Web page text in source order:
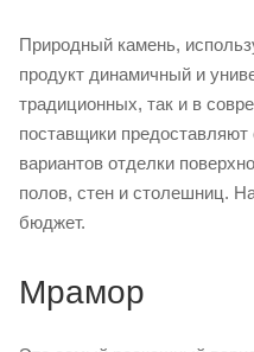
Природный камень,
продукт динамичный и
традиционных, так и в
поставщики
вариантов отделки
полов, стен и столешниц.
бюджет.
Мрамор